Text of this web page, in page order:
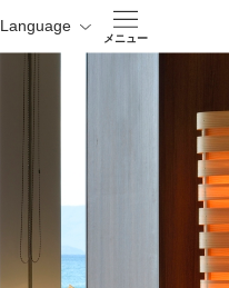
Language
メニュー